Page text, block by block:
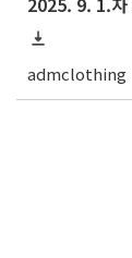
admclothing